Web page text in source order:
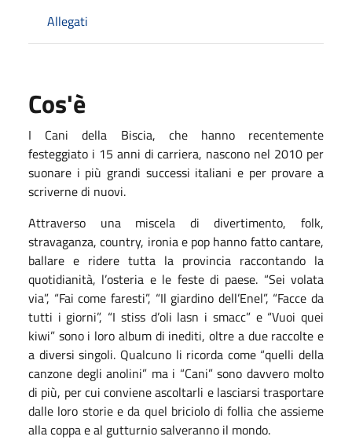
Allegati
Cos'è
I Cani della Biscia, che hanno recentemente
festeggiato i 15 anni di carriera, nascono nel 2010 per
suonare i più grandi successi italiani e per provare a
scriverne di nuovi.
Attraverso una miscela di divertimento, folk,
stravaganza, country, ironia e pop hanno fatto cantare,
ballare e ridere tutta la provincia raccontando la
quotidianità, l’osteria e le feste di paese. “Sei volata
via”, “Fai come faresti”, “Il giardino dell’Enel”, “Facce da
tutti i giorni”, “I stiss d’oli lasn i smacc” e “Vuoi quei
kiwi” sono i loro album di inediti, oltre a due raccolte e
a diversi singoli. Qualcuno li ricorda come “quelli della
canzone degli anolini” ma i “Cani” sono davvero molto
di più, per cui conviene ascoltarli e lasciarsi trasportare
dalle loro storie e da quel briciolo di follia che assieme
alla coppa e al gutturnio salveranno il mondo.